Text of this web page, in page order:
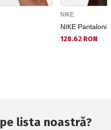
NIKE
NIKE Pantaloni
128.62 RON
lista noastră?